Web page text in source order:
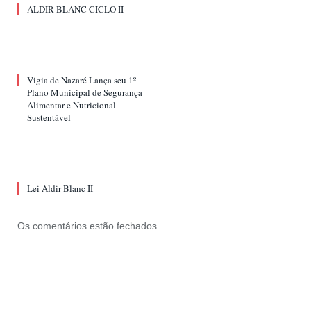
ALDIR BLANC CICLO II
Vigia de Nazaré Lança seu 1º
Plano Municipal de Segurança
Alimentar e Nutricional
Sustentável
Lei Aldir Blanc II
Os comentários estão fechados.